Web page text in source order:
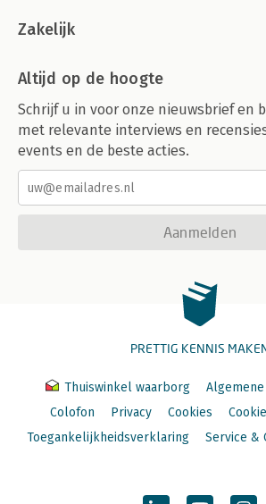
Zakelijk
Altijd op de hoogte
Schrijf u in voor onze nieuwsbrief en
met relevante interviews en
events en de beste acties.
Aanmelden
PRETTIG KENNIS
Thuiswinkel waarborg
Colofon
Privacy Cookies
Toegankelijkheidsverklaring
Service &